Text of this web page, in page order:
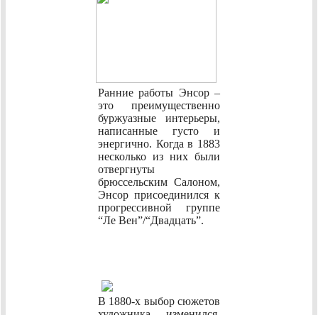
Ранние работы Энсор –
это преимущественно
буржуазные интерьеры,
написанные густо и
энергично. Когда в 1883
несколько из них были
отвергнуты
брюссельским Салоном,
Энсор присоединился к
прогрессивной группе
“Ле Вен”/“Двадцать”.
В 1880-х выбор сюжетов